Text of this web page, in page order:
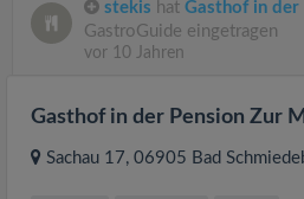
stekis hat Gasthof in der
GastroGuide eingetragen
vor 10 Jahren
Gasthof in der Pension Zur
Sachau 17, 06905 Bad